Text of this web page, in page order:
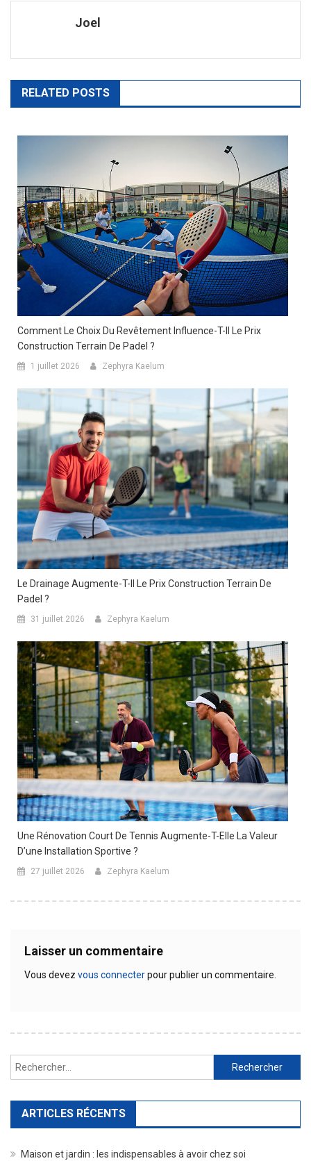
l’articleJoel
RELATED POSTS
Comment Le Choix Du Revêtement Influence-T-Il Le Prix
Construction Terrain De Padel ?
1 juillet 2026 Zephyra Kaelum
Le Drainage Augmente-T-Il Le Prix Construction Terrain De
Padel ?
31 juillet 2026 Zephyra Kaelum
Une Rénovation Court De Tennis Augmente-T-Elle La Valeur
D’une Installation Sportive ?
27 juillet 2026 Zephyra Kaelum
Laisser un commentaire
Vous devez vous connecterpour publier un commentaire.
Rechercher :
ARTICLES RÉCENTS
Maison et jardin : les indispensables à avoir chez soi